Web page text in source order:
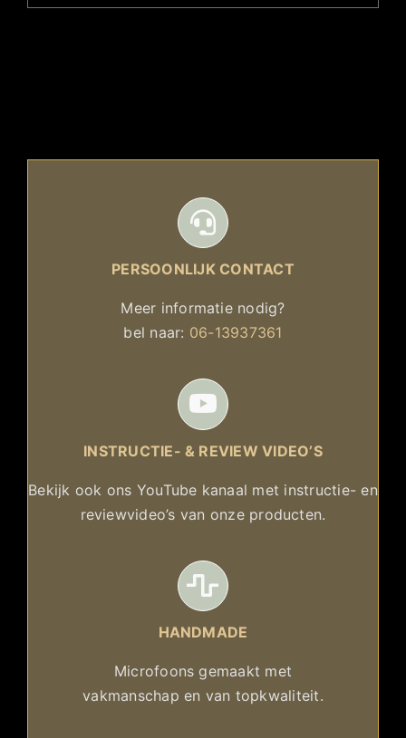
PERSOONLIJK CONTACT
Meer informatie nodig?
bel naar: 06-13937361
INSTRUCTIE- & REVIEW VIDEO’S
Bekijk ook ons YouTube kanaal met instructie- en
reviewvideo’s van onze producten.
HANDMADE
Microfoons gemaakt met
vakmanschap en van topkwaliteit.